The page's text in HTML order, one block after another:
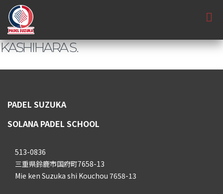
KASHIHARA S.
PADEL SUZUKA
SOLANA PADEL SCHOOL
513-0836
三重県鈴鹿市国府町7658-13
Mie ken Suzuka shi Kouchou 7658-13